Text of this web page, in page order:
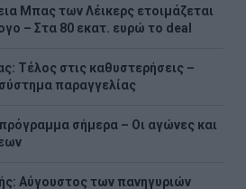
Μπας των Λέικερς ετοιμάζεται
– Στα 80 εκατ. ευρώ το deal
Τέλος στις καθυστερήσεις –
παραγγελίας
σήμερα – Οι αγώνες και
Αύγουστος των πανηγυριών